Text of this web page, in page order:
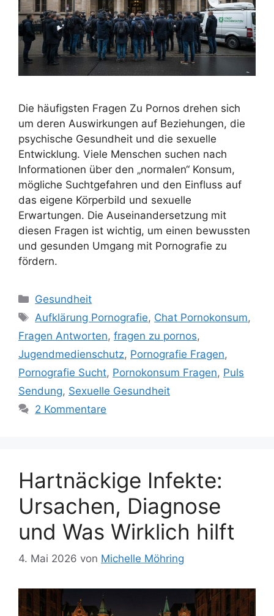
Die häufigsten Fragen Zu Pornos drehen sich
um deren Auswirkungen auf Beziehungen, die
psychische Gesundheit und die sexuelle
Entwicklung. Viele Menschen suchen nach
Informationen über den „normalen“ Konsum,
mögliche Suchtgefahren und den Einfluss auf
das eigene Körperbild und sexuelle
Erwartungen. Die Auseinandersetzung mit
diesen Fragen ist wichtig, um einen bewussten
und gesunden Umgang mit Pornografie zu
fördern.
Kategorien
Gesundheit
Schlagwörter
Aufklärung Pornografie, Chat Pornokonsum,
Fragen Antworten, fragen zu pornos,
Jugendmedienschutz, Pornografie Fragen,
Pornografie Sucht, Pornokonsum Fragen, Puls
Sendung, Sexuelle Gesundheit
2 Kommentare
Hartnäckige Infekte:
Ursachen, Diagnose
und Was Wirklich hilft
4. Mai 2026 von Michelle Möhring